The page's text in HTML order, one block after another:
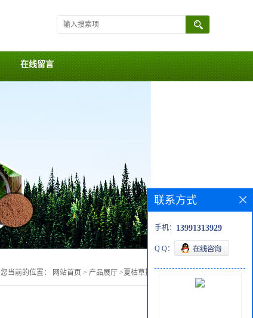
在线留言
您当前的位置： 网站首页 > 产品展厅 >夏枯草提取物优价供应
联系方式
手机： 13991313929
Q Q：